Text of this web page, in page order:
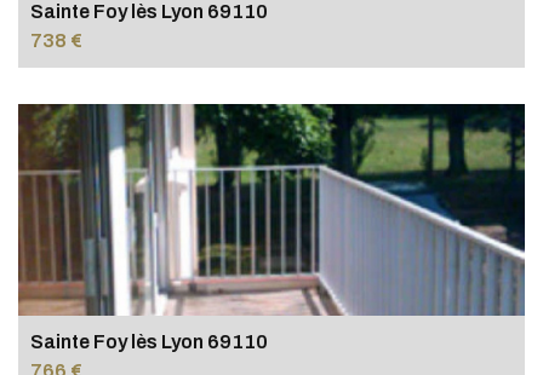
Sainte Foy lès Lyon 69110
738 €
Sainte Foy lès Lyon 69110
766 €